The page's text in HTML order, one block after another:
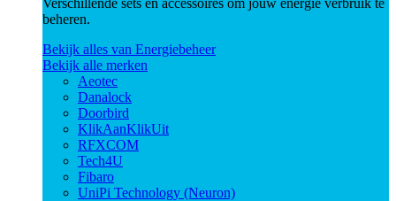
beheren.
Bekijk alles van Energiebeheer
Bekijk alle merken
Aeotec
Danalock
Doorbird
KlikAanKlikUit
RFXCOM
Tech4U
Fibaro
UniPi Technology (Neuron)